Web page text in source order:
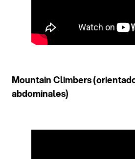
Mountain Climbers
abdominales)